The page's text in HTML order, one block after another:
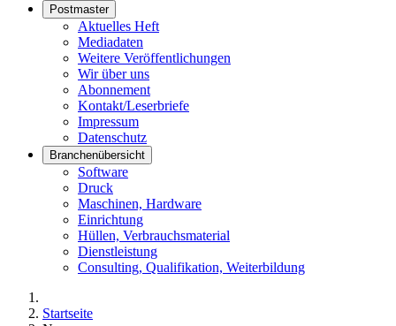
Postmaster
Aktuelles Heft
Mediadaten
Weitere Veröffentlichungen
Wir über uns
Abonnement
Kontakt/Leserbriefe
Impressum
Datenschutz
Branchenübersicht
Software
Druck
Maschinen, Hardware
Einrichtung
Hüllen, Verbrauchsmaterial
Dienstleistung
Consulting, Qualifikation, Weiterbildung
Startseite